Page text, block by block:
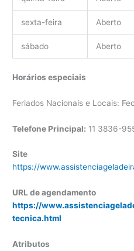
sexta-feira Aberto
sábado Aberto
Horários especiais
Feriados Nacionais e Locais:
Telefone Principal: 11 3836-
Site
https://
URL de agendamento
https://
tecnica.html
Atributos